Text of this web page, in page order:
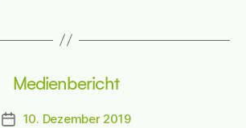
Medienbericht
Beitragsdatum
10. Dezember 2019